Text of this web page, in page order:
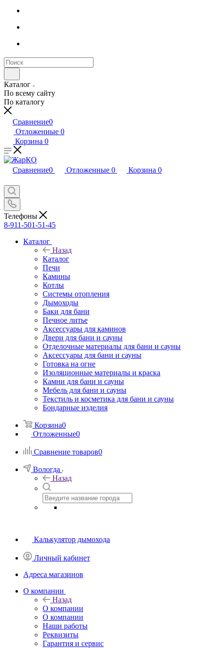
Каталог
По всему сайту
По каталогу
Сравнение0
Отложенные 0
Корзина 0
Сравнение0 Отложенные 0 Корзина 0
Телефоны
8-911-501-51-45
Каталог
Назад
Каталог
Печи
Камины
Котлы
Системы отопления
Дымоходы
Баки для бани
Печное литье
Аксессуары для каминов
Двери для бани и сауны
Отделочные материалы для бани и сауны
Аксессуары для бани и сауны
Готовка на огне
Изоляционные материалы и краска
Камни для бани и сауны
Мебель для бани и сауны
Текстиль и косметика для бани и сауны
Бондарные изделия
Корзина0
Отложенные0
Сравнение товаров0
Вологда
Назад
Калькулятор дымохода
Личный кабинет
Адреса магазинов
O компании
Назад
O компании
О компании
Наши работы
Реквизиты
Гарантия и сервис